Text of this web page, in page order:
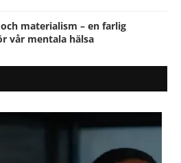
materialism – en farlig
vår mentala hälsa